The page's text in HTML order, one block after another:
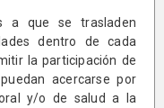
a que se trasladen
dentro de cada
la participación de
acercarse por
y/o de salud a la